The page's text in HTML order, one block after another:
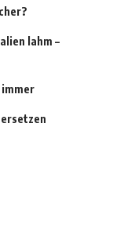
lahm –